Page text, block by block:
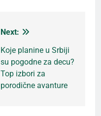
Next:
Koje planine u Srbiji
su pogodne za decu?
Top izbori za
porodične avanture